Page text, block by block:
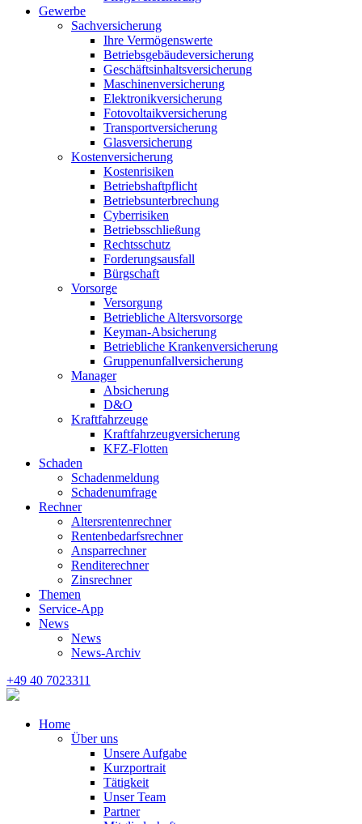
Gewerbe
Sachversicherung
Ihre Vermögenswerte
Betriebsgebäudeversicherung
Geschäftsinhaltsversicherung
Maschinenversicherung
Elektronikversicherung
Fotovoltaikversicherung
Transportversicherung
Glasversicherung
Kostenversicherung
Kostenrisiken
Betriebshaftpflicht
Betriebsunterbrechung
Cyberrisiken
Betriebsschließung
Rechtsschutz
Forderungsausfall
Bürgschaft
Vorsorge
Versorgung
Betriebliche Altersvorsorge
Keyman-Absicherung
Betriebliche Krankenversicherung
Gruppenunfallversicherung
Manager
Absicherung
D&O
Kraftfahrzeuge
Kraftfahrzeugversicherung
KFZ-Flotten
Schaden
Schadenmeldung
Schadenumfrage
Rechner
Altersrentenrechner
Rentenbedarfsrechner
Ansparrechner
Renditerechner
Zinsrechner
Themen
Service-App
News
News
News-Archiv
+49 40 7023311
Home
Über uns
Unsere Aufgabe
Kurzportrait
Tätigkeit
Unser Team
Partner